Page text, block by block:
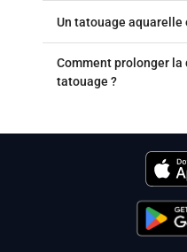
Un tatouage
Comment prolonger la
tatouage ?